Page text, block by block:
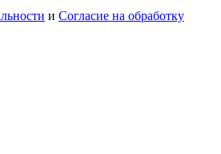
и Согласие на обработку